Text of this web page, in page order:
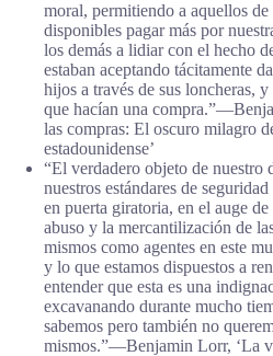
moral, permitiendo a aquellos
disponibles pagar más por
los demás a lidiar con el hecho
estaban aceptando tácitamente
hijos a través de sus loncheras,
que hacían una
las compras: El oscuro milagro
estadounidense’
“El verdadero objeto de nuestro
nuestros estándares de
en puerta giratoria, en el auge
abuso y la mercantilización de
mismos como agentes en este
y lo que estamos dispuestos a
entender que esta es una
excavanando durante mucho
sabemos pero también no
mismos.”―Benjamin Lorr, ‘La